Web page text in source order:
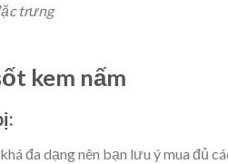
trưng
kem nấm
đa dạng nên bạn lưu ý mua đủ